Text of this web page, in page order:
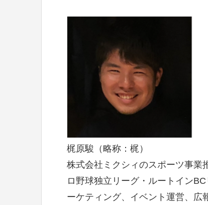
梶原駿（略称：梶）
株式会社ミクシィのスポーツ事業
ロ野球独立リーグ・ルートイン
ーケティング、イベント運営、広